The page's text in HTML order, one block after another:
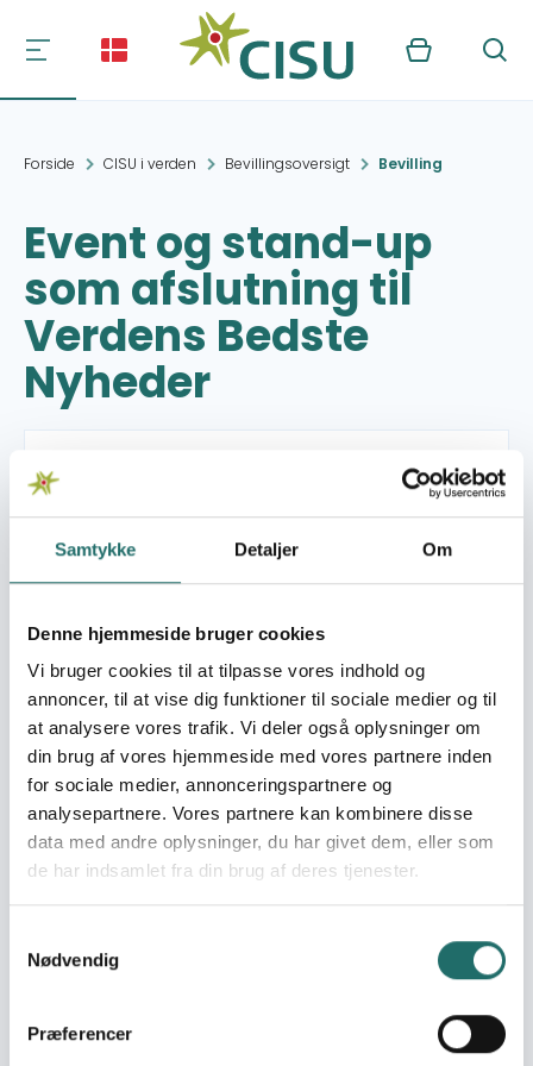
Samtykke Detaljer Om
Denne hjemmeside bruger cookies
Vi bruger cookies til at tilpasse vores indhold og
annoncer, til at vise dig funktioner til sociale medier og til
at analysere vores trafik. Vi deler også oplysninger om
din brug af vores hjemmeside med vores partnere inden
for sociale medier, annonceringspartnere og
analysepartnere. Vores partnere kan kombinere disse
data med andre oplysninger, du har givet dem, eller som
de har indsamlet fra din brug af deres tjenester.
Nødvendig
Præferencer
Kurv Søg
Forside CISU i verden Bevillingsoversigt Bevilling
Event og stand-up
som afslutning til
Verdens Bedste
Nyheder
06.05.2013 - 31.12.2013
Pulje: Oplysningspuljen
Indsatsområde: Oplysningsaktivitet
Indsatser foregår i: Denmark
Resume
Afslutning på kampagnedagen til Verdens Bedste
Dorset, der til lejligheden har produceret materiale om